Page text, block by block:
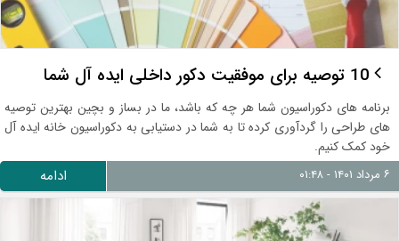
10 توصیه برای موفقیت دکور داخلی ایده آل شما
برنامه های دکوراسیون شما هر چه که باشد، ما در بساز و بچین بهترین توصیه
های طراحی را گردآوری کرده تا به شما در دستیابی به دکوراسیون خانه ایده آل
خود کمک کنیم.
ادامه